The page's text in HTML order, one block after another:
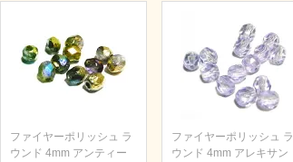
ファイヤーポリッシュ ラ
ウンド 4mm アンティー
ファイヤーポリッシュ ラ
ウンド 4mm アレキサン